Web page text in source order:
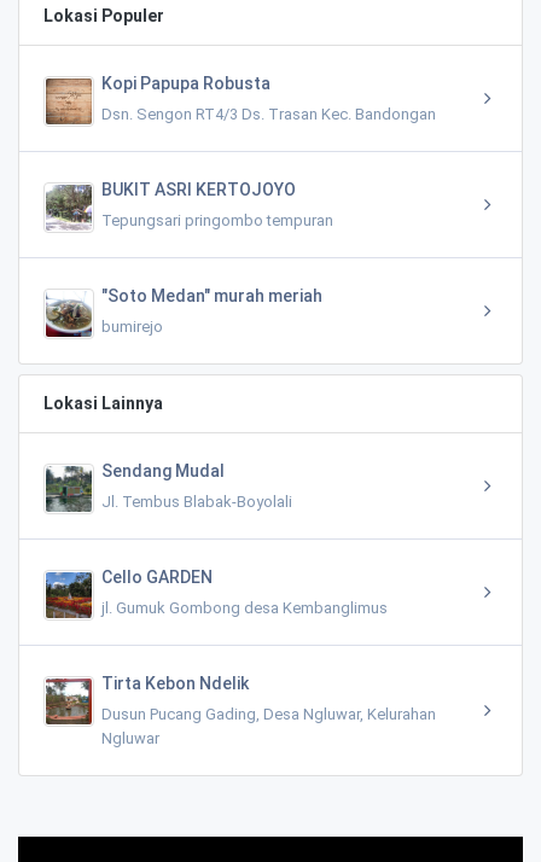
Lokasi Populer
Kopi Papupa Robusta
Dsn. Sengon RT4/3 Ds. Trasan Kec. Bandongan
BUKIT ASRI KERTOJOYO
Tepungsari pringombo tempuran
"Soto Medan" murah meriah
bumirejo
Lokasi Lainnya
Sendang Mudal
Jl. Tembus Blabak-Boyolali
Cello GARDEN
jl. Gumuk Gombong desa Kembanglimus
Tirta Kebon Ndelik
Dusun Pucang Gading, Desa Ngluwar, Kelurahan
Ngluwar